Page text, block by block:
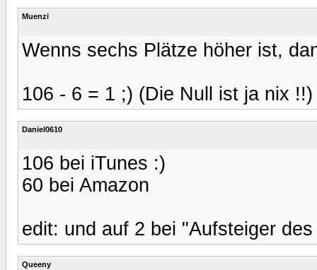
Muenzi
Wenns sechs Plätze höher ist,
106 - 6 = 1 ;) (Die Null ist ja nix !!)
Daniel0610
106 bei iTunes :)
60 bei Amazon
edit: und auf 2 bei "Aufsteiger
Queeny